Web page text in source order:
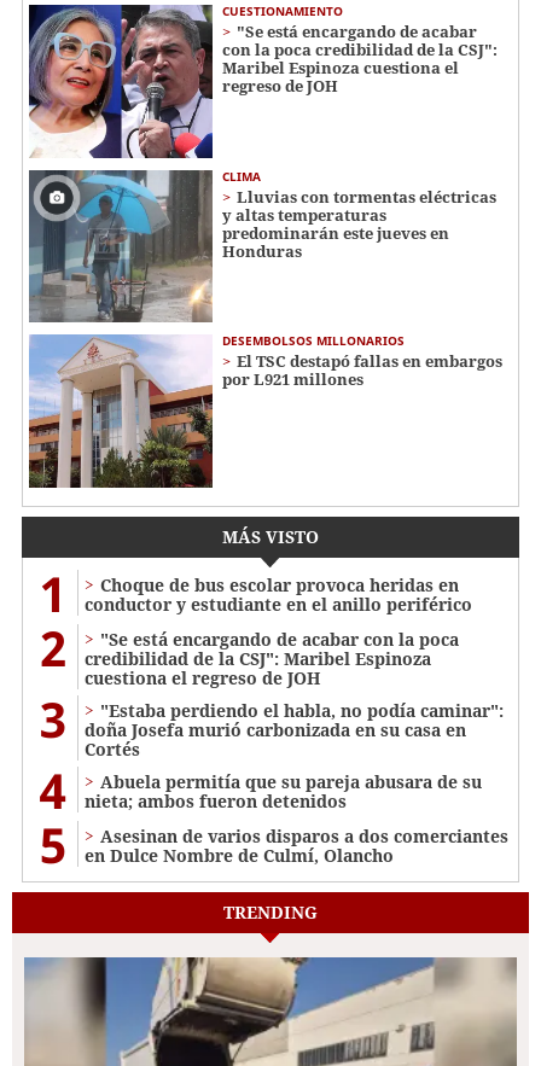
CUESTIONAMIENTO
"Se está encargando de acabar
con la poca credibilidad de la CSJ":
Maribel Espinoza cuestiona el
regreso de JOH
CLIMA
Lluvias con tormentas eléctricas
y altas temperaturas
predominarán este jueves en
Honduras
DESEMBOLSOS MILLONARIOS
El TSC destapó fallas en embargos
por L921 millones
MÁS VISTO
1
Choque de bus escolar provoca heridas en
conductor y estudiante en el anillo periférico
2
"Se está encargando de acabar con la poca
credibilidad de la CSJ": Maribel Espinoza
cuestiona el regreso de JOH
3
"Estaba perdiendo el habla, no podía caminar":
doña Josefa murió carbonizada en su casa en
Cortés
4
Abuela permitía que su pareja abusara de su
nieta; ambos fueron detenidos
5
Asesinan de varios disparos a dos comerciantes
en Dulce Nombre de Culmí, Olancho
TRENDING